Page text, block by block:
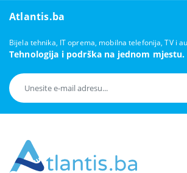
Atlantis.ba
Bijela tehnika, IT oprema, mobilna telefonija, TV i
Tehnologija i podrška na jednom mjestu.